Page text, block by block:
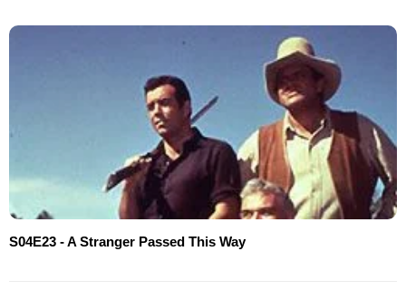
S04E23 - A Stranger Passed This Way